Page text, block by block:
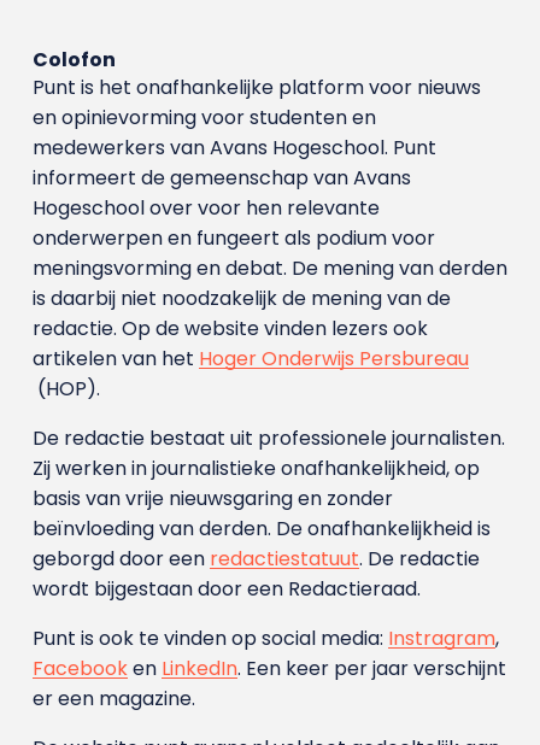
Colofon
Punt is het onafhankelijke platform voor nieuws
en opinievorming voor studenten en
medewerkers van Avans Hoge­school. Punt
informeert de gemeenschap van Avans
Hogeschool over voor hen relevante
onderwerpen en fungeert als podium voor
meningsvorming en debat. De mening van derden
is daarbij niet noodzakelijk de mening van de
redactie. Op de website vinden lezers ook
artikelen van het Hoger Onderwijs Persbureau
(HOP).
De redactie bestaat uit professionele journalisten.
Zij werken in journalistieke onafhankelijkheid, op
basis van vrije nieuwsgaring en zonder
beïnvloeding van derden. De onafhankelijkheid is
geborgd door een redactiestatuut. De redactie
wordt bijgestaan door een Redactieraad.
Punt is ook te vinden op social media: Instragram,
Facebooken LinkedIn. Een keer per jaar verschijnt
er een magazine.